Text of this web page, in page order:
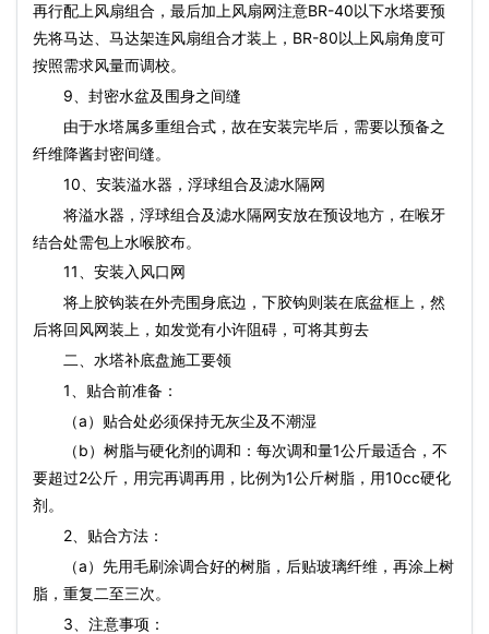
再行配上风扇组合，最后加上风扇网注意BR-40以下水塔要预
先将马达、马达架连风扇组合才装上，BR-80以上风扇角度可
按照需求风量而调校。
9、封密水盆及围身之间缝
由于水塔属多重组合式，故在安装完毕后，需要以预备之
纤维降酱封密间缝。
10、安装溢水器，浮球组合及滤水隔网
将溢水器，浮球组合及滤水隔网安放在预设地方，在喉牙
结合处需包上水喉胶布。
11、安装入风口网
将上胶钩装在外壳围身底边，下胶钩则装在底盆框上，然
后将回风网装上，如发觉有小许阻碍，可将其剪去
二、水塔补底盘施工要领
1、贴合前准备：
（a）贴合处必须保持无灰尘及不潮湿
（b）树脂与硬化剂的调和：每次调和量1公斤最适合，不
要超过2公斤，用完再调再用，比例为1公斤树脂，用10cc硬化
剂。
2、贴合方法：
（a）先用毛刷涂调合好的树脂，后贴玻璃纤维，再涂上树
脂，重复二至三次。
3、注意事项：